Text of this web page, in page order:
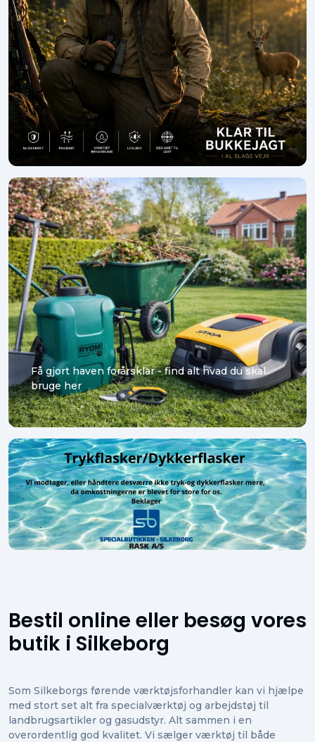
Få gjort haven forårsklar - find alt hvad du skal
bruge her
Bestil online eller besøg vores
butik i Silkeborg
Som Silkeborgs førende værktøjsforhandler kan vi hjælpe
med stort set alt fra specialværktøj og arbejdstøj til
landbrugsartikler og gasudstyr. Alt sammen i en
overordentlig god kvalitet. Vi sælger værktøj til både